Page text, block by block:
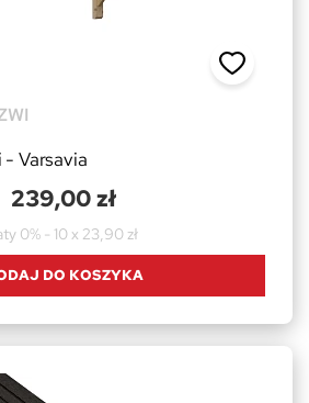
- Varsavia
239,00 zł
0% - 10 x 23,90 zł
DO KOSZYKA